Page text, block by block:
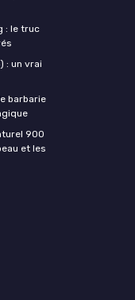
: le truc
: un vrai
barbarie
900
et les